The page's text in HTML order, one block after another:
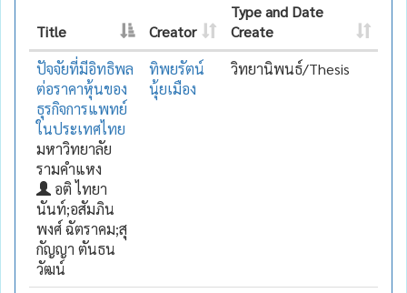
Title Creator
Type and Date
Create
ปัจจัยที่มีอิทธิพล
ต่อราคาหุ้นของ
ธุรกิจการแพทย์
ในประเทศไทย
มหาวิทยาลัย
รามคำแหง
อติ ไทยา
นันท์;อสัมภิน
พงศ์ ฉัตราคม;สุ
กัญญา ตันธน
วัฒน์
ทิพยรัตน์
นุ้ยเมือง
วิทยานิพนธ์/Thesis